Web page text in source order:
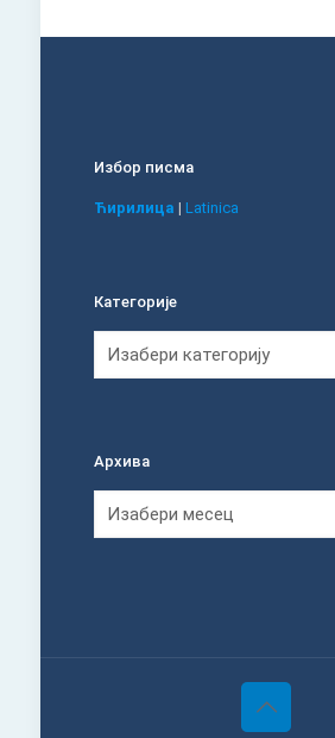
Избор писма
Ћирилица | Latinica
Категорије
Архива